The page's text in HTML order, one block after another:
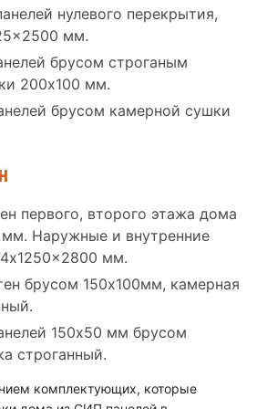
нулевого перекрытия,
мм.
брусом строганым
200x100 мм.
брусом камерной сушки
первого, второго этажа дома
Наружные и внутренние
мм.
брусом 150x100мм, камерная
150x50 мм брусом
строганный.
комплектующих, которые